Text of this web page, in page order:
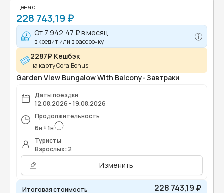
Цена от
228 743,19 ₽
От 7 942,47 ₽в месяц
в кредит или в рассрочку
2287₽ Кешбэк
на карту CoralBonus
Garden View Bungalow With Balcony- Завтраки
Даты поездки
12.08.2026 - 19.08.2026
Продолжительность
6н +1н
Туристы
Взрослых: 2
Изменить
Итоговая стоимость 228 743,19 ₽